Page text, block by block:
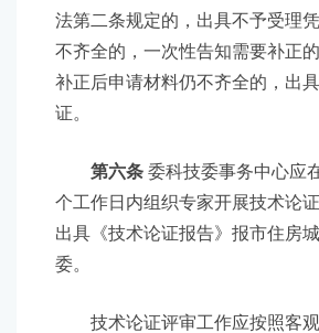
法第二条规定的，出具不予受理
不齐全的，一次性告知需要补正
补正后申请材料仍不齐全的，出
证。
第六条 委科技委事务中心应
个工作日内组织专家开展技术论
出具《技术论证报告》报市住房
委。
技术论证评审工作应按照客观